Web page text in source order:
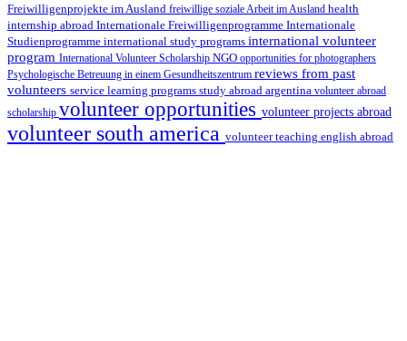
Freiwilligenprojekte im Ausland freiwillige soziale Arbeit im Ausland health
internship abroad Internationale Freiwilligenprogramme Internationale
Studienprogramme international study programs international volunteer
program International Volunteer Scholarship NGO opportunities for photographers
Psychologische Betreuung in einem Gesundheitszentrum reviews from past
volunteers service learning programs study abroad argentina volunteer abroad
scholarship volunteer opportunities volunteer projects abroad
volunteer south america volunteer teaching english abroad